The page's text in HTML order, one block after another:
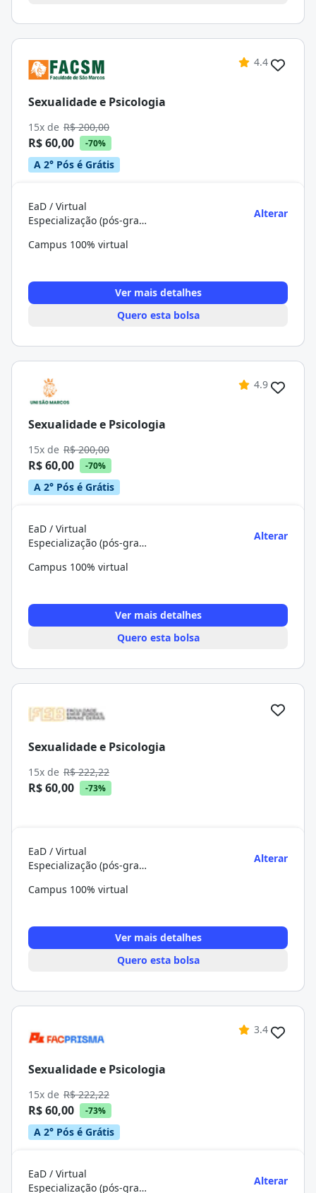
4.4
Sexualidade e Psicologia
15x de R$ 200,00
R$ 60,00 -70%
A 2° Pós é Grátis
EaD / Virtual
Especialização (pós-graduação)
Alterar
Campus 100% virtual
Ver mais detalhes
Quero esta bolsa
4.9
Sexualidade e Psicologia
15x de R$ 200,00
R$ 60,00 -70%
A 2° Pós é Grátis
EaD / Virtual
Especialização (pós-graduação)
Alterar
Campus 100% virtual
Ver mais detalhes
Quero esta bolsa
Sexualidade e Psicologia
15x de R$ 222,22
R$ 60,00 -73%
EaD / Virtual
Especialização (pós-graduação)
Alterar
Campus 100% virtual
Ver mais detalhes
Quero esta bolsa
3.4
Sexualidade e Psicologia
15x de R$ 222,22
R$ 60,00 -73%
A 2° Pós é Grátis
EaD / Virtual
Especialização (pós-graduação)
Alterar